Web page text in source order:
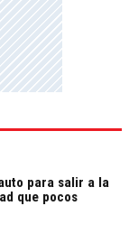
para salir a la
que pocos